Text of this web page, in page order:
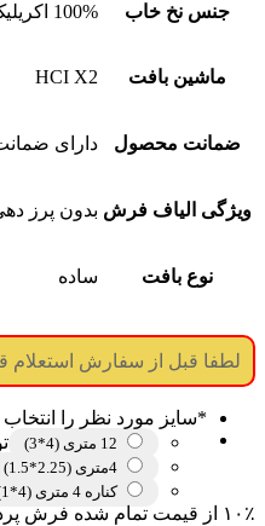
جنس نخ خاب 100% اکریلیک هیت ست شده
ماشین بافت HCI X2
ضمانت محصول دارای
ویژگی الیاف فرش بدون پرز
نوع بافت ساده
لطفا قبل از سفارش استعلام قیمت از طریق واتساپ بگیرید
*سایز مورد نظر را انتخاب
12 متری (4*3)
4متری (2.25*1.5)
کناره 4 متری (4*1)
۱۰٪ از قیمت تمام شده فرش پرداخت کنید